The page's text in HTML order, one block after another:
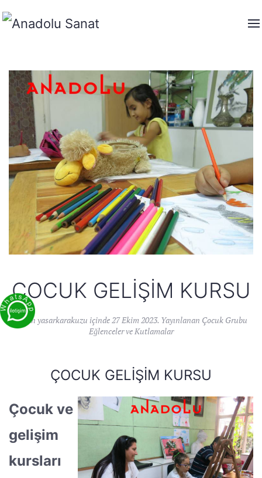
ÇOCUK GELIŞIM KURSU
Yazan yasarkarakuzu içinde 27 Ekim 2023. Yayınlanan Çocuk Grubu
Eğlenceler ve Kutlamalar
ÇOCUK GELIŞIM KURSU
Çocuk ve
gelişim
kursları